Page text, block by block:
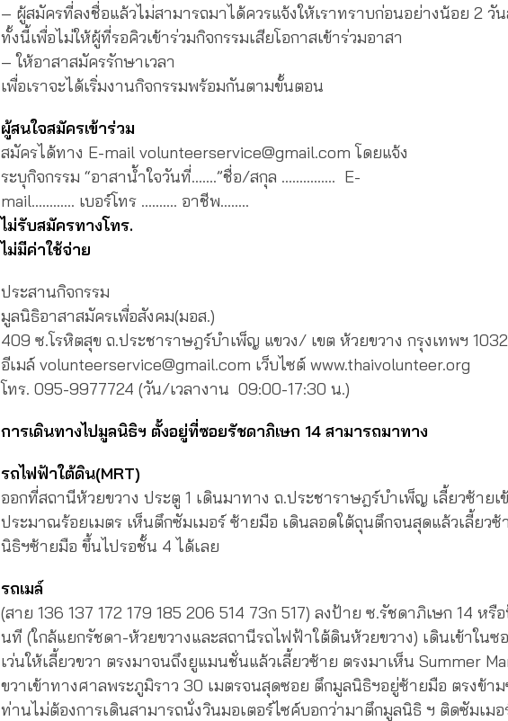
– ผู้สมัครที่ลงชื่อแล้วไม่สามารถมาได้ควรแจ้งให้เราทราบก่อนอย่างน้อย 2 วั
ทั้งนี้เพื่อไม่ให้ผู้ที่รอคิวเข้าร่วมกิจกรรมเสียโอกาสเข้าร่วมอาสา
– ให้อาสาสมัครรักษาเวลา
เพื่อเราจะได้เริ่มงานกิจกรรมพร้อมกันตามขั้นตอน
ผู้สนใจสมัครเข้าร่วม
สมัครได้ทาง E-mail volunteerservice@gmail.com โดยแจ้ง
ระบุกิจกรรม “อาสาน้ำใจวันที่…….”ชื่อ/สกุล …………… E-
mail………… เบอร์โทร ………. อาชีพ……..
ไม่รับสมัครทางโทร.
ไม่มีค่าใช้จ่าย
ประสานกิจกรรม
มูลนิธิอาสาสมัครเพื่อสังคม(มอส.)
409 ซ.โรหิตสุข ถ.ประชาราษฎร์บำเพ็ญ แขวง/ เขต ห้วยขวาง กรุงเทพฯ
อีเมล์ volunteerservice@gmail.com เว็บไซต์ www.thaivolunteer.org
โทร. 095-9977724 (วัน/เวลางาน 09:00-17:30 น.)
การเดินทางไปมูลนิธิฯ ตั้งอยู่ที่ซอยรัชดาภิเษก 14 สามารถมาทาง
รถไฟฟ้าใต้ดิน(MRT)
ออกที่สถานีห้วยขวาง ประตู 1 เดินมาทาง ถ.ประชาราษฎร์บำเพ็ญ เลี้ยวซ้ายเ
ประมาณร้อยเมตร เห็นตึกซัมเมอร์ ซ้ายมือ เดินลอดใต้ถุนตึกจนสุดแล้วเลี้ยวซ้
นิธิฯซ้ายมือ ขึ้นไปรอชั้น 4 ได้เลย
รถเมล์
(สาย 136 137 172 179 185 206 514 73ก 517) ลงป้าย ซ.รัชดาภิเษก 14 หรื
นที (ใกล้แยกรัชดา-ห้วยขวางและสถานีรถไฟฟ้าใต้ดินห้วยขวาง) เดินเข้าในซ
เว่นให้เลี้ยวขวา ตรงมาจนถึงยูแมนชั่นแล้วเลี้ยวซ้าย ตรงมาเห็น Summer
ขวาเข้าทางศาลพระภูมิราว 30 เมตรจนสุดซอย ตึกมูลนิธิฯอยู่ซ้ายมือ ตรงข้าม
ท่านไม่ต้องการเดินสามารถนั่งวินมอเตอร์ไซค์บอกว่ามาตึกมูลนิธิ ฯ ติดซัมเม